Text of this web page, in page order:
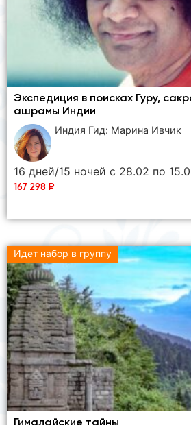
Экспедиция в поисках Гуру,
ашрамы Индии
Индия Гид: Марина Ивчик
16 дней/15 ночей с 28.02 по
167 298 ₽
Идет набор в группу